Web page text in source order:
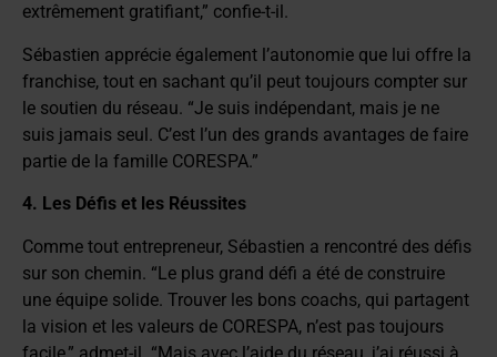
extrêmement gratifiant,” confie-t-il.
Sébastien apprécie également l’autonomie que lui offre la
franchise, tout en sachant qu’il peut toujours compter sur
le soutien du réseau. “Je suis indépendant, mais je ne
suis jamais seul. C’est l’un des grands avantages de faire
partie de la famille CORESPA.”
4. Les Défis et les Réussites
Comme tout entrepreneur, Sébastien a rencontré des défis
sur son chemin. “Le plus grand défi a été de construire
une équipe solide. Trouver les bons coachs, qui partagent
la vision et les valeurs de CORESPA, n’est pas toujours
facile,” admet-il. “Mais avec l’aide du réseau, j’ai réussi à